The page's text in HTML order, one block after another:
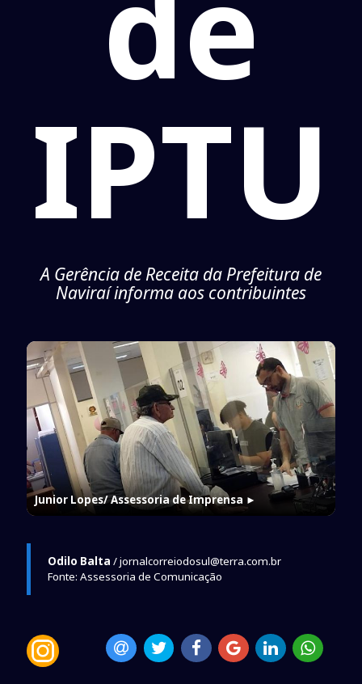
IPTU
A Gerência de Receita da Prefeitura de
Naviraí informa aos contribuintes
Junior Lopes/ Assessoria de Imprensa ►
Odilo Balta / jornalcorreiodosul@terra.com.br
Fonte: Assessoria de Comunicação